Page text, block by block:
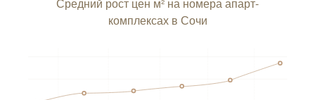
комплексах в Сочи